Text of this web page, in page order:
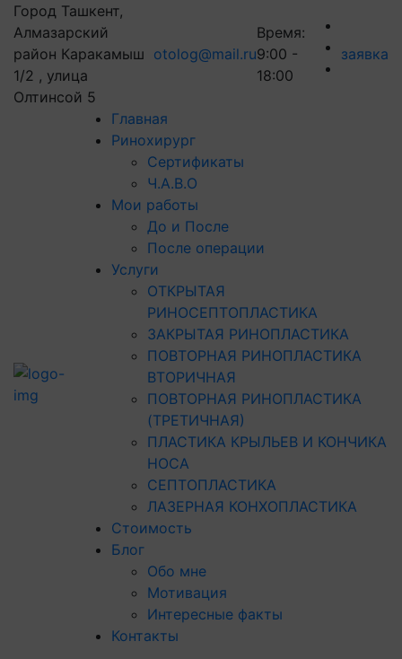
Город Ташкент,
Алмазарский
район Каракамыш
1/2 , улица
Олтинсой 5
otolog@mail.ru
Время:
9:00 -
18:00
заявка
Главная
Ринохирург
Сертификаты
Ч.А.В.О
Мои работы
До и После
После операции
Услуги
ОТКРЫТАЯ
РИНОСЕПТОПЛАСТИКА
ЗАКРЫТАЯ РИНОПЛАСТИКА
ПОВТОРНАЯ РИНОПЛАСТИКА
ВТОРИЧНАЯ
ПОВТОРНАЯ РИНОПЛАСТИКА
(ТРЕТИЧНАЯ)
ПЛАСТИКА КРЫЛЬЕВ И КОНЧИКА
НОСА
СЕПТОПЛАСТИКА
ЛАЗЕРНАЯ КОНХОПЛАСТИКА
Стоимость
Блог
Обо мне
Мотивация
Интересные факты
Контакты